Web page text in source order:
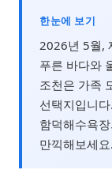
한눈에 보기
2026년 5월,
푸른 바다와
조천은 가족
선택지입니
함덕해수욕
만끽해보세요.